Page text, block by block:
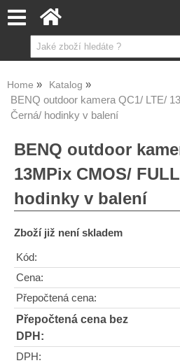
Home Katalog
BENQ outdoor kamera QC1/ LTE/
Černá/ hodinky v balení
BENQ outdoor
13MPix CMOS/
hodinky v balení
Zboží již není skladem
Kód:
Cena:
Přepočtená cena:
Přepočtená cena bez
DPH:
DPH: